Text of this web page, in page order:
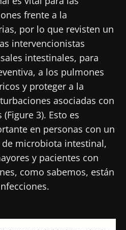
frente a la
por lo que revisten un
intervencionistas
intestinales, para
a los pulmones
y proteger a la
asociadas con
3). Esto es
en personas con un
microbiota intestinal,
y pacientes con
como sabemos, están